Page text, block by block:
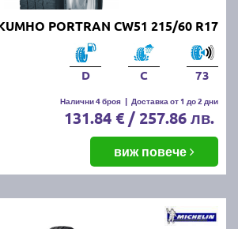
PORTRAN CW51 215/60 R17
D C 73
Налични 4 броя | Доставка от 1 до 2 дни
131.84 € / 257.86 лв.
виж повече